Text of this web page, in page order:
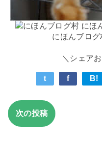
にほんブログ
＼シェア
t f B!
次の投稿